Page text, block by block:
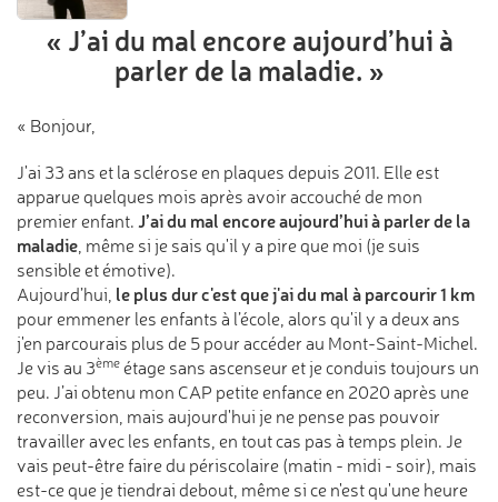
« J’ai du mal encore aujourd’hui à
parler de la maladie. »
« Bonjour,
J'ai 33 ans et la sclérose en plaques depuis 2011. Elle est
apparue quelques mois après avoir accouché de mon
premier enfant. J’ai du mal encore aujourd’hui à parler de la
maladie, même si je sais qu'il y a pire que moi (je suis
sensible et émotive).
Aujourd’hui, le plus dur c'est que j'ai du mal à parcourir 1 km
pour emmener les enfants à l’école, alors qu'il y a deux ans
j'en parcourais plus de 5 pour accéder au Mont-Saint-Michel.
Je vis au 3ème étage sans ascenseur et je conduis toujours un
peu. J’ai obtenu mon CAP petite enfance en 2020 après une
reconversion, mais aujourd'hui je ne pense pas pouvoir
travailler avec les enfants, en tout cas pas à temps plein. Je
vais peut-être faire du périscolaire (matin - midi - soir), mais
est-ce que je tiendrai debout, même si ce n'est qu'une heure